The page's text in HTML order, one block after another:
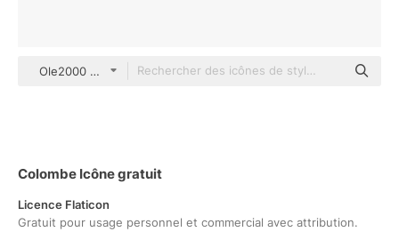
Ole2000 Others
Colombe Icône gratuit
Licence Flaticon
Gratuit pour usage personnel et commercial avec attribution.